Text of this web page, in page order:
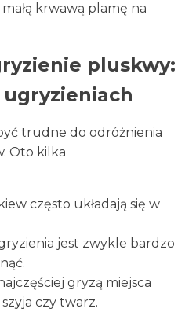
krwawą plamę na
pluskwy:
trudne do odróżnienia
Oto kilka
często układają się w
jest zwykle bardzo
gryzą miejsca
czy twarz.